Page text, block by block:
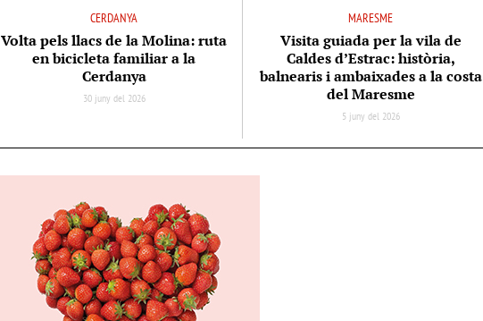
CERDANYA
Volta pels llacs de la Molina: ruta
en bicicleta familiar a la
Cerdanya
30 juny del 2026
MARESME
Visita guiada per la vila de
Caldes d’Estrac: història,
balnearis i ambaixades a la costa
del Maresme
5 juny del 2026